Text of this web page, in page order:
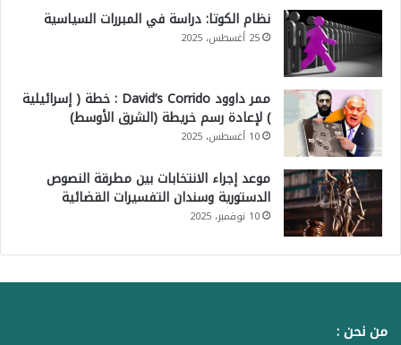
نظام الكوتا: دراسة في المبررات السياسية
25 أغسطس، 2025
ممر داوود David’s Corrido : خطة ( إسرائيلية
) لإعادة رسم خريطة (الشرق الأوسط)
10 أغسطس، 2025
موعد إجراء الانتخابات بين مطرقة النصوص
الدستورية وسندان التفسيرات القضائية
10 نوفمبر، 2025
من نحن :